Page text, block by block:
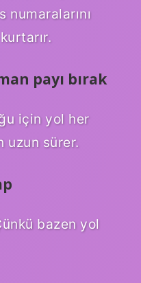
payı bırak
için yol her
uzun sürer.
bazen yol